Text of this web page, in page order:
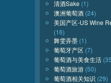
清酒Sake (1)
澳洲葡萄酒 (24)
美国产区-US Wine
(16)
舞雯弄墨 (1)
葡萄牙产区 (7)
葡萄酒与美食生活
葡萄酒旅游 (50)
葡萄酒相关知识 (29)